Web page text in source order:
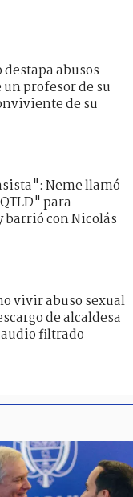
abusos
profesor de su
de su
Neme llamó
para
barrió con Nicolás
vivir abuso sexual
de alcaldesa
audio filtrado